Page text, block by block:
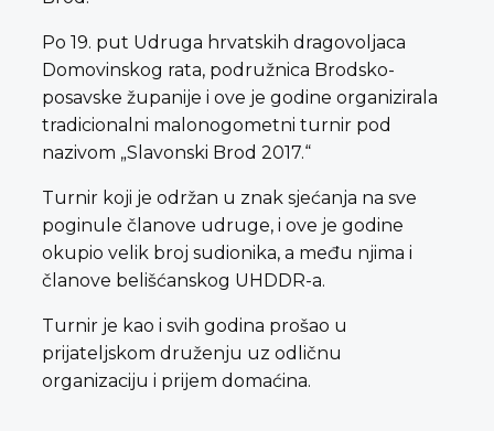
Po 19. put Udruga hrvatskih dragovoljaca
Domovinskog rata, podružnica Brodsko-
posavske županije i ove je godine organizirala
tradicionalni malonogometni turnir pod
nazivom „Slavonski Brod 2017.“
Turnir koji je održan u znak sjećanja na sve
poginule članove udruge, i ove je godine
okupio velik broj sudionika, a među njima i
članove belišćanskog UHDDR-a.
Turnir je kao i svih godina prošao u
prijateljskom druženju uz odličnu
organizaciju i prijem domaćina.